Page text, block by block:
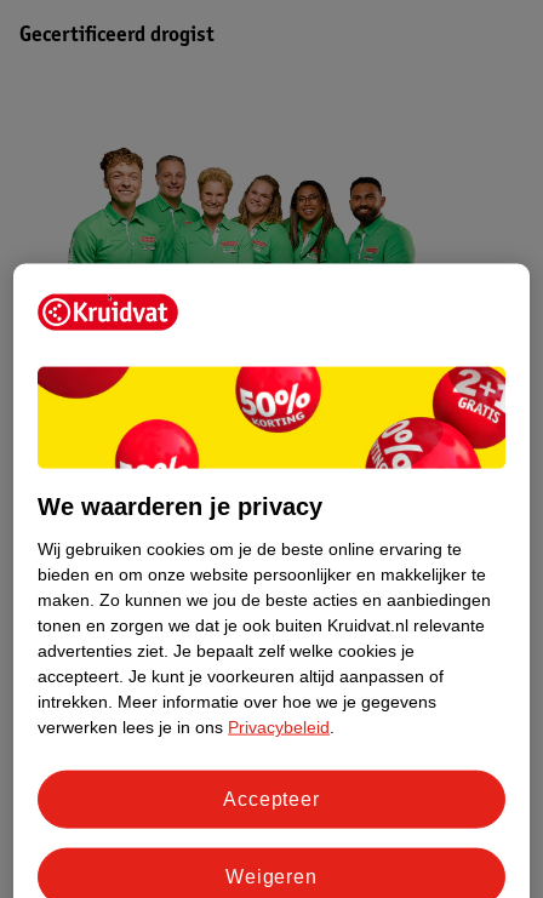
Gecertificeerd drogist
Kruidvat is een erkend specialist in
zelfzorg, ook online. Wat je
gezondheidsvraag ook is, stel hem aan
Stel je gezondheidsvraag
Ook in deze winkel
Kruidvat.nl ophaalpunt
Laat je bestelling snel en gemakkelijk bezorgen in de
Kruidvat is een gecertificeerd drogist. Dit betekent dat je
We waarderen je privacy
Wij gebruiken cookies om je de beste online ervaring te
bieden en om onze website persoonlijker en makkelijker te
maken. Zo kunnen we jou de beste acties en aanbiedingen
tonen en zorgen we dat je ook buiten Kruidvat.nl relevante
advertenties ziet. Je bepaalt zelf welke cookies je
accepteert. Je kunt je voorkeuren altijd aanpassen of
intrekken.
Meer informatie over hoe we je gegevens
verwerken lees je in ons Privacybeleid
Weigeren
Accepteer